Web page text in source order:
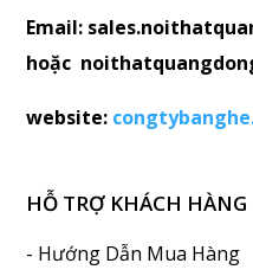
Email:
hoặc
website:
HỖ TRỢ KHÁCH HÀNG
- Hướng Dẫn Mua Hàng